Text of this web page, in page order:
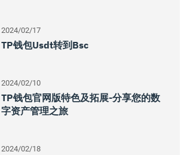
2024/02/17
TP钱包usdt转到bsc
2024/02/10
TP钱包官网版特色及拓展-分享您的数
字资产管理之旅
2024/02/18